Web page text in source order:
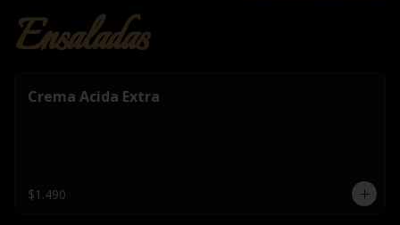
Ensaladas
Crema Acida Extra
$1.490